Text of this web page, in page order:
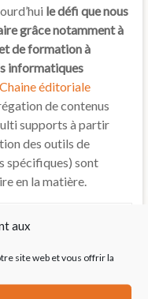
aux
site web et vous offrir la
le défi que nous
grâce notamment à
de formation à
informatiques
Chaine éditoriale
de contenus
supports à partir
des outils de
spécifiques) sont
en la matière.